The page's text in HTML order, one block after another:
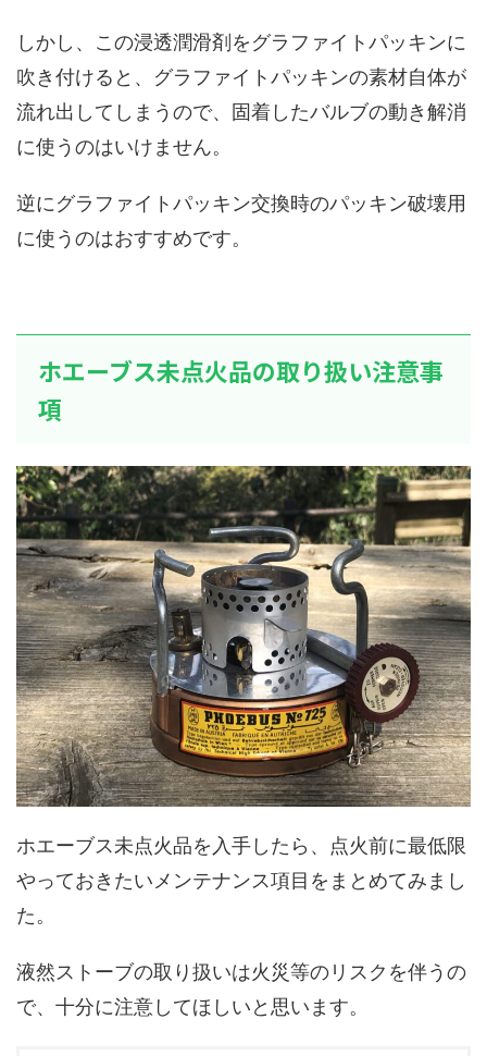
しかし、この浸透潤滑剤をグラファイトパッキンに
吹き付けると、グラファイトパッキンの素材自体が
流れ出してしまうので、固着したバルブの動き解消
に使うのはいけません。
逆にグラファイトパッキン交換時のパッキン破壊用
に使うのはおすすめです。
ホエーブス未点火品の取り扱い注意事
項
ホエーブス未点火品を入手したら、点火前に最低限
やっておきたいメンテナンス項目をまとめてみまし
た。
液然ストーブの取り扱いは火災等のリスクを伴うの
で、十分に注意してほしいと思います。